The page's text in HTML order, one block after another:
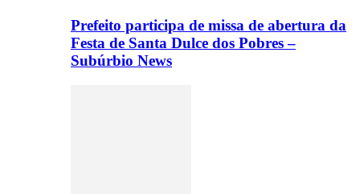
Prefeito participa de missa de abertura da
Festa de Santa Dulce dos Pobres –
Subúrbio News